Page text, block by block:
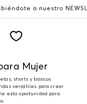
NEWSLETTER
Mujer
shorts y básicos
versátiles para crear
esta oportunidad para